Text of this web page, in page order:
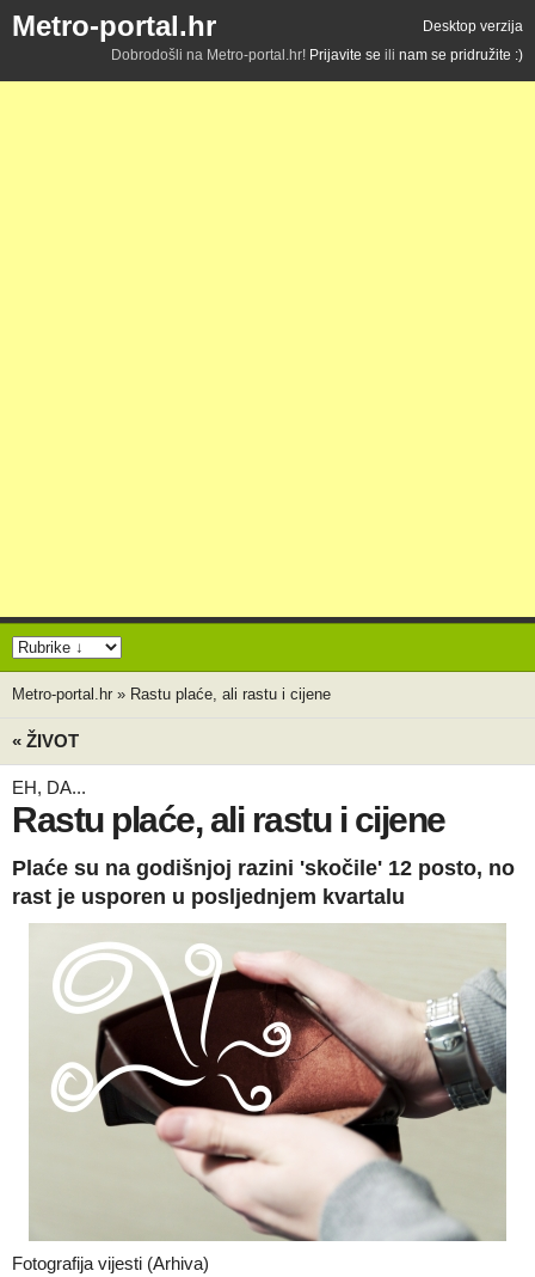
Metro-portal.hr
Desktop verzija
Dobrodošli na Metro-portal.hr! Prijavite se ili nam se pridružite :)
Metro-portal.hr » Rastu plaće, ali rastu i cijene
« ŽIVOT
EH, DA...
Rastu plaće, ali rastu i cijene
Plaće su na godišnjoj razini 'skočile' 12 posto, no
rast je usporen u posljednjem kvartalu
Fotografija vijesti (Arhiva)